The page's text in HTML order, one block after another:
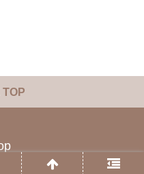
TOP